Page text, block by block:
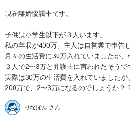
現在離婚協議中です。
子供は小学生以下が３人います。
私の年収が400万、主人は自営業で申告
月々の生活費に30万入れていましたが、
３人で2〜3万と弁護士に言われたそうで
実際は30万の生活費を入れていました
200万で、2〜3万になるのでしょうか？
りなぽん さん